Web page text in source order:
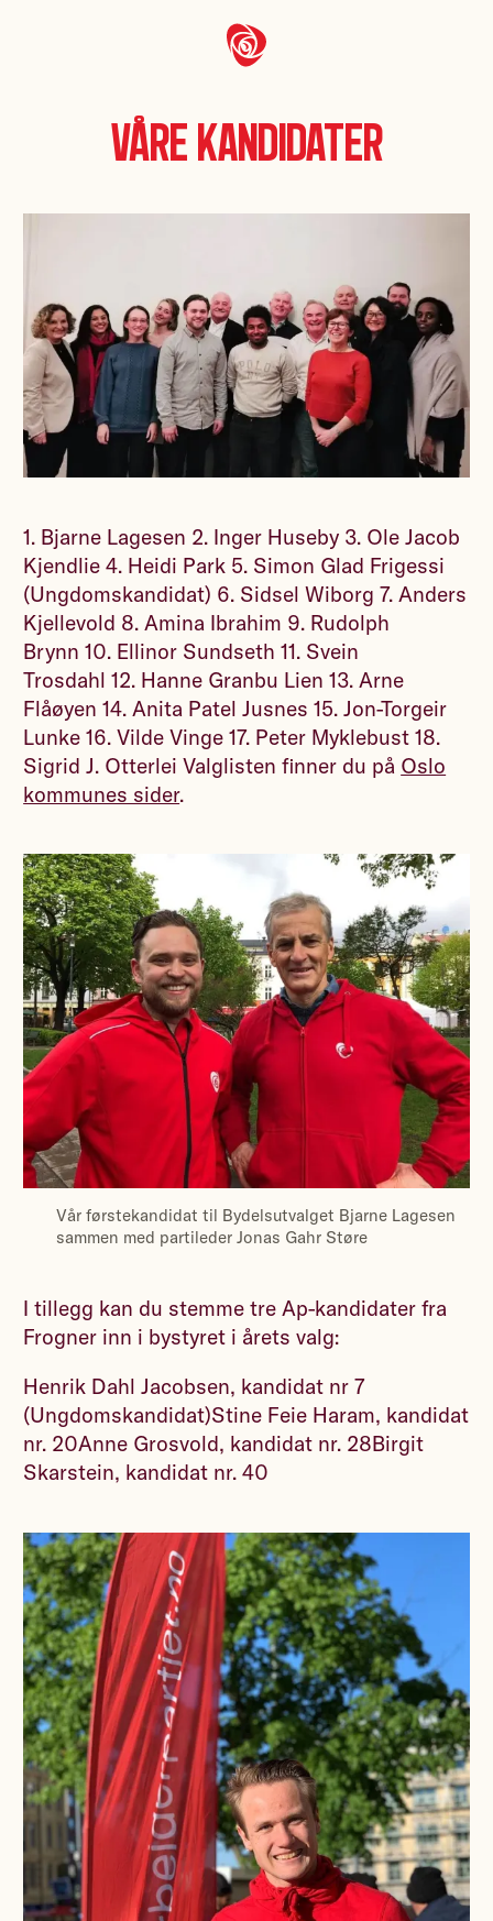
Våre kandidater
1. Bjarne Lagesen 2. Inger Huseby 3. Ole Jacob
Kjendlie 4. Heidi Park 5. Simon Glad Frigessi
(Ungdomskandidat) 6. Sidsel Wiborg 7. Anders
Kjellevold 8. Amina Ibrahim 9. Rudolph
Brynn 10. Ellinor Sundseth 11. Svein
Trosdahl 12. Hanne Granbu Lien 13. Arne
Flåøyen 14. Anita Patel Jusnes 15. Jon-Torgeir
Lunke 16. Vilde Vinge 17. Peter Myklebust 18.
Sigrid J. Otterlei Valglisten finner du på Oslo
kommunes sider.
Vår førstekandidat til Bydelsutvalget Bjarne Lagesen
sammen med partileder Jonas Gahr Støre
I tillegg kan du stemme tre Ap-kandidater fra
Frogner inn i bystyret i årets valg:
Henrik Dahl Jacobsen, kandidat nr 7
(Ungdomskandidat)Stine Feie Haram, kandidat
nr. 20Anne Grosvold, kandidat nr. 28Birgit
Skarstein, kandidat nr. 40